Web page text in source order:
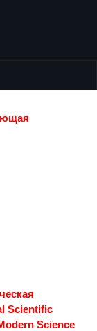
Scientific
Science